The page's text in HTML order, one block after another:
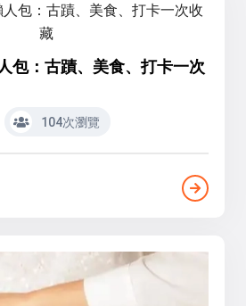
包：古蹟、美食、打卡一次
104次瀏覽